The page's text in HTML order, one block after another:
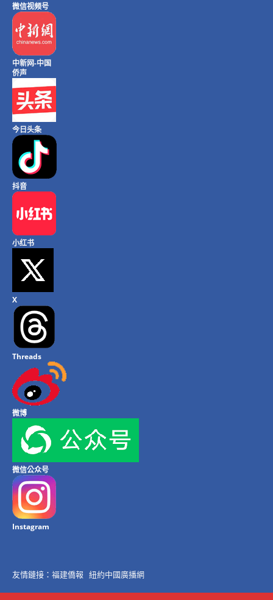
微信视频号
中新网-中国
侨声
今日头条
抖音
小红书
X
Threads
微博
微信公众号
Instagram
友情鏈接： 福建僑報 紐約中國廣播網